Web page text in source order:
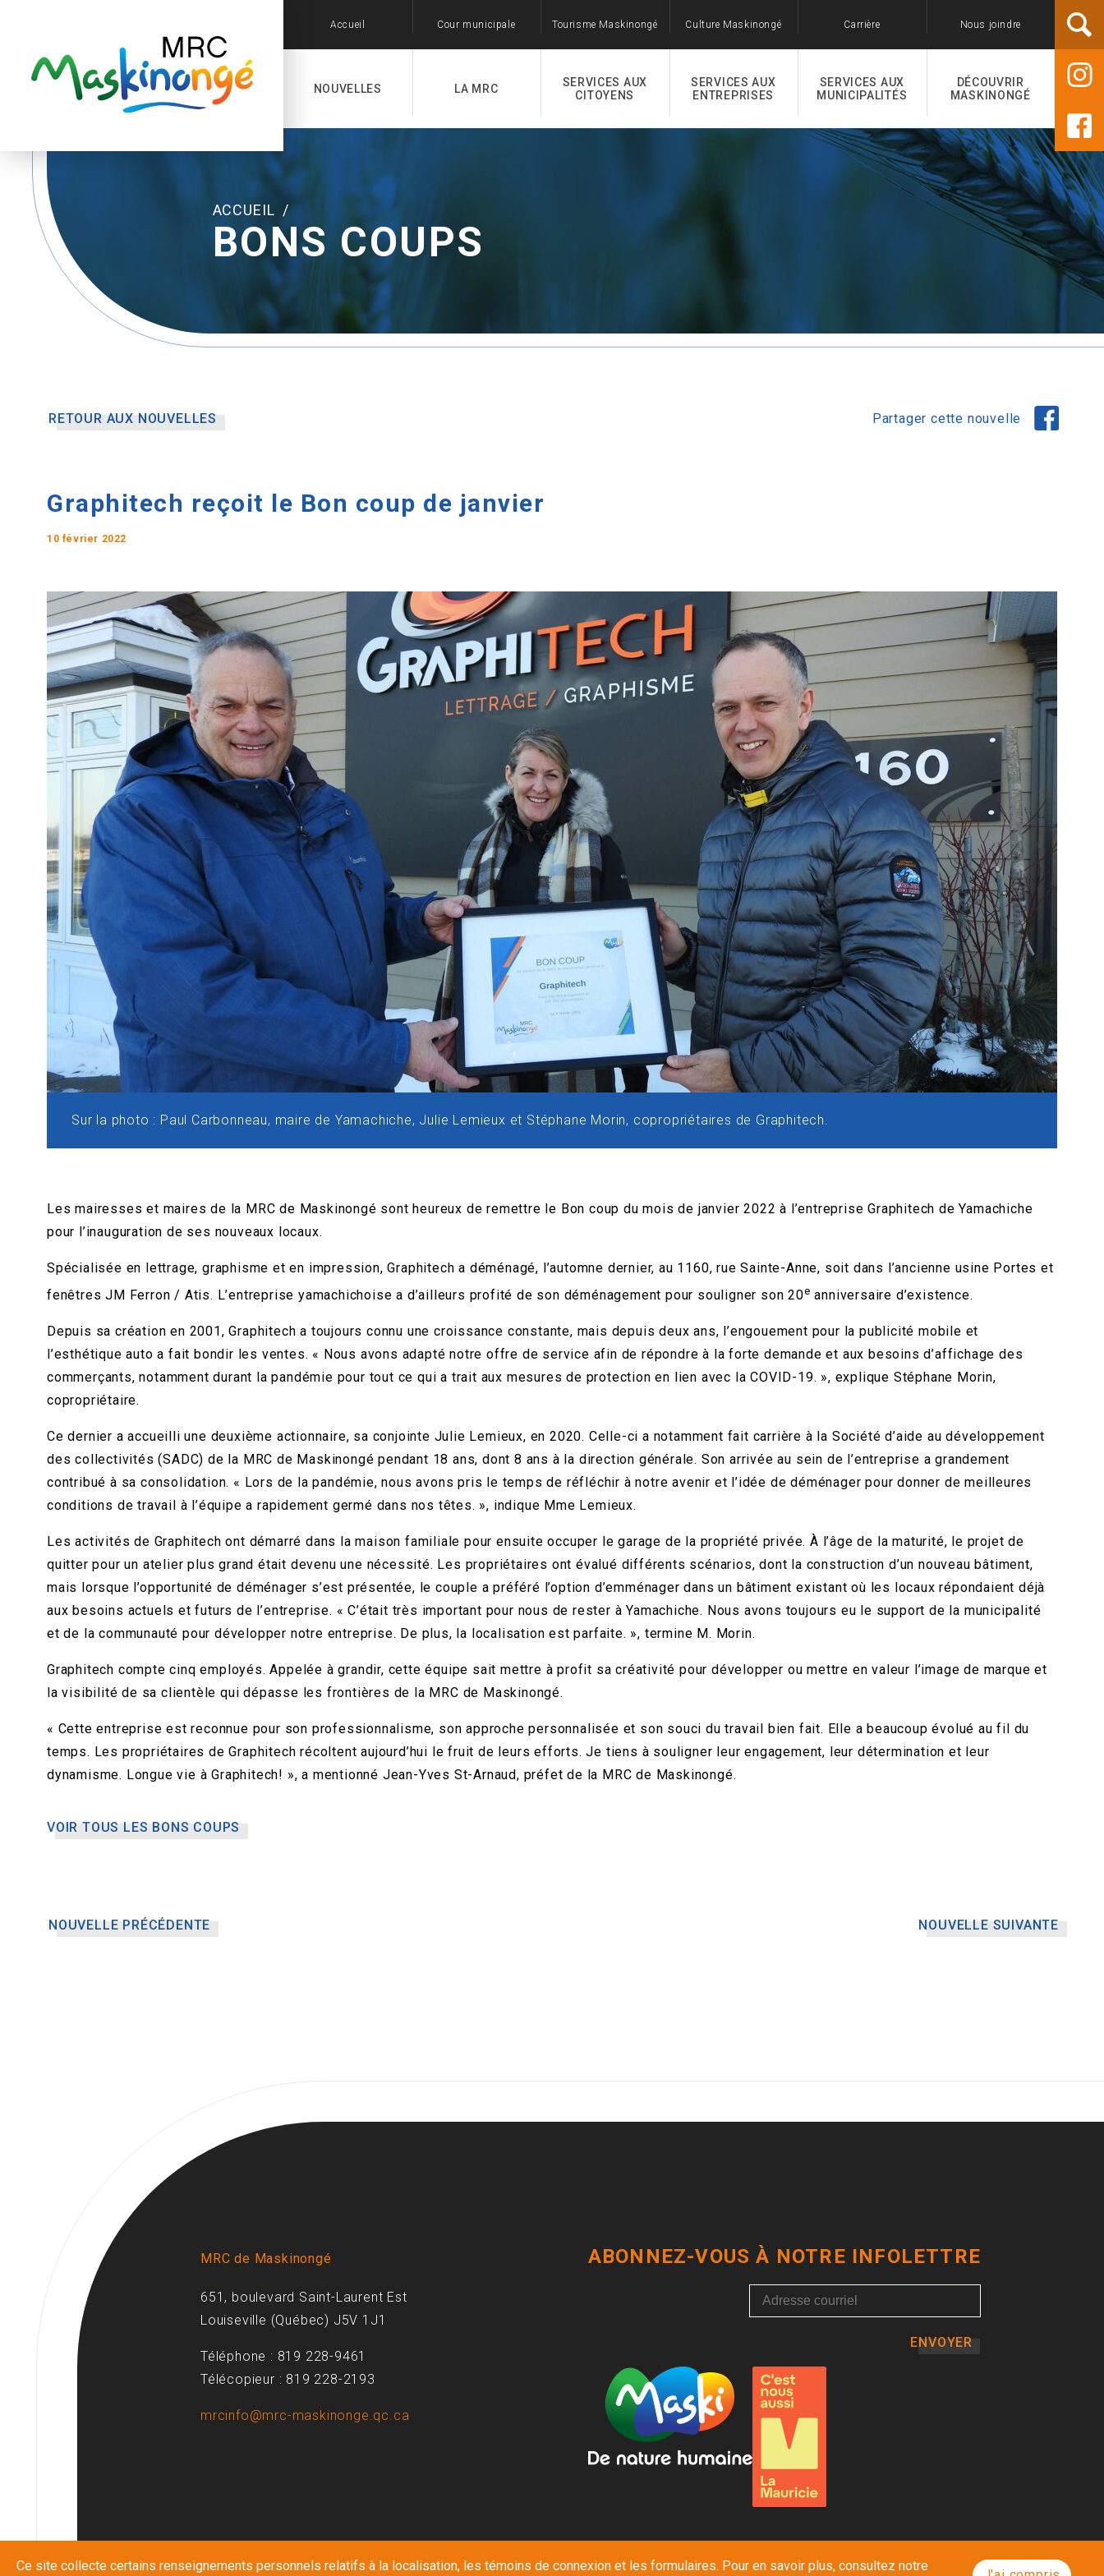
Accueil Cour municipale Tourisme Maskinongé Culture Maskinongé Carrière Nous joindre
NOUVELLES LA MRC
SERVICES AUX
CITOYENS
SERVICES AUX
ENTREPRISES
SERVICES AUX
MUNICIPALITÉS
DÉCOUVRIR
MASKINONGÉ
ACCUEIL /
BONS COUPS
RETOUR AUX NOUVELLES Partager cette nouvelle
Graphitech reçoit le Bon coup de janvier
10 février 2022
Sur la photo : Paul Carbonneau, maire de Yamachiche, Julie Lemieux et Stéphane Morin, copropriétaires de Graphitech.
Les mairesses et maires de la MRC de Maskinongé sont heureux de remettre le Bon coup du mois de janvier 2022 à l’entreprise Graphitech de Yamachiche
pour l’inauguration de ses nouveaux locaux.
Spécialisée en lettrage, graphisme et en impression, Graphitech a déménagé, l’automne dernier, au 1160, rue Sainte-Anne, soit dans l’ancienne usine Portes et
fenêtres JM Ferron / Atis. L’entreprise yamachichoise a d’ailleurs profité de son déménagement pour souligner son 20e anniversaire d’existence.
Depuis sa création en 2001, Graphitech a toujours connu une croissance constante, mais depuis deux ans, l’engouement pour la publicité mobile et
l’esthétique auto a fait bondir les ventes. « Nous avons adapté notre offre de service afin de répondre à la forte demande et aux besoins d’affichage des
commerçants, notamment durant la pandémie pour tout ce qui a trait aux mesures de protection en lien avec la COVID-19. », explique Stéphane Morin,
copropriétaire.
Ce dernier a accueilli une deuxième actionnaire, sa conjointe Julie Lemieux, en 2020. Celle-ci a notamment fait carrière à la Société d’aide au développement
des collectivités (SADC) de la MRC de Maskinongé pendant 18 ans, dont 8 ans à la direction générale. Son arrivée au sein de l’entreprise a grandement
contribué à sa consolidation. « Lors de la pandémie, nous avons pris le temps de réfléchir à notre avenir et l’idée de déménager pour donner de meilleures
conditions de travail à l’équipe a rapidement germé dans nos têtes. », indique Mme Lemieux.
Les activités de Graphitech ont démarré dans la maison familiale pour ensuite occuper le garage de la propriété privée. À l’âge de la maturité, le projet de
quitter pour un atelier plus grand était devenu une nécessité. Les propriétaires ont évalué différents scénarios, dont la construction d’un nouveau bâtiment,
mais lorsque l’opportunité de déménager s’est présentée, le couple a préféré l’option d’emménager dans un bâtiment existant où les locaux répondaient déjà
aux besoins actuels et futurs de l’entreprise. « C’était très important pour nous de rester à Yamachiche. Nous avons toujours eu le support de la municipalité
et de la communauté pour développer notre entreprise. De plus, la localisation est parfaite. », termine M. Morin.
Graphitech compte cinq employés. Appelée à grandir, cette équipe sait mettre à profit sa créativité pour développer ou mettre en valeur l’image de marque et
la visibilité de sa clientèle qui dépasse les frontières de la MRC de Maskinongé.
« Cette entreprise est reconnue pour son professionnalisme, son approche personnalisée et son souci du travail bien fait. Elle a beaucoup évolué au fil du
temps. Les propriétaires de Graphitech récoltent aujourd’hui le fruit de leurs efforts. Je tiens à souligner leur engagement, leur détermination et leur
dynamisme. Longue vie à Graphitech! », a mentionné Jean-Yves St-Arnaud, préfet de la MRC de Maskinongé.
VOIR TOUS LES BONS COUPS
NOUVELLE PRÉCÉDENTE NOUVELLE SUIVANTE
MRC de Maskinongé
651, boulevard Saint-Laurent Est
Louiseville (Québec) J5V 1J1
Téléphone : 819 228-9461
Télécopieur : 819 228-2193
mrcinfo@mrc-maskinonge.qc.ca
ABONNEZ-VOUS À NOTRE INFOLETTRE
ENVOYER
Ce site collecte certains renseignements personnels relatifs à la localisation, les témoins de connexion et les formulaires. Pour en savoir plus, consultez notre